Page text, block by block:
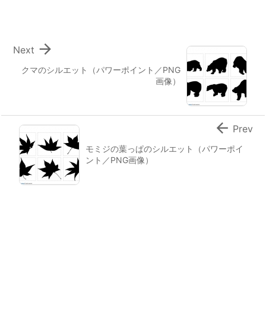
クマのシルエット（パワーポイント／PNG
画像）

Next
モミジの葉っぱのシルエット（パワーポイ
ント／PNG画像）
 Prev